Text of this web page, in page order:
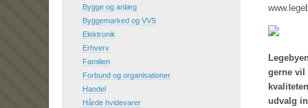
gerne vil
udvalg
Bygge og anlæg
Byggemarked og VVS
Elektronik
Erhverv
Familien
Forbund og organisationer
Handel
Hårde hvidevarer